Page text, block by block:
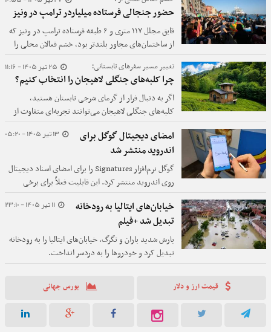
حضور جنجالی فرستاده میلیاردر ترامپ در ونیز
قایق مجلل ۱۱۷ متری و ۶ طبقه فرستاده ترامپ در ونیز که
از ساختمان‌های مجاور بلندتر بود، خشم فعالان محلی را
برانگیخت.
25 تیر 1405 - 11:16 تغییر مسیر سفرهای تابستانی؛
چرا کلبه‌های جنگلی لاهیجان را انتخاب کنیم؟
اگر به دنبال فرار از گرمای شرجی تابستان هستید،
کلبه‌های جنگلی لاهیجان می‌توانند تجربه‌ای متفاوت از
سفر به شمال را برایتان رقم بزنند. در این مقاله با مزایای
اقامت در ارتفاعات جنگلی لاهیجان، تفاوت آب‌وهوا با
مناطق ساحلی، تجربه زندگی در کلبه‌های چوبی،
فعالیت‌های طبیعت‌گردی، نکات مهم انتخاب اقامتگاه و
وسایل ضروری این سفر آشنا می‌شوید.
13 تیر 1405 - 05:20
امضای دیجیتال گوگل برای
اندروید منتشر شد
گوگل نرم‌افزار Signatures را برای امضای اسناد دیجیتال
روی اندروید منتشر کرد. این قابلیت فعلاً برای برخی
گوشی‌های پیکسل ۱۰ و گلکسی زد فولد ۷ فعال شده است.
11 تیر 1405 - 23:10
خیابان‌های ایتالیا به رودخانه
تبدیل شد +فیلم
بارش شدید باران و تگرگ، خیابان‌های ایتالیا را به رودخانه
تبدیل کرد و خودروها را به دردسر انداخت.
قیمت ارز و دلار بورس جهانی